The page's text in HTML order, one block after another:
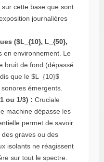
cette base que sont
journalières
($L_{10}, L_{50},
en environnement. Le
bruit de fond (dépassé
que le $L_{10}$
émergents.
ou 1/3) : Cruciale
machine dépasse les
permet de savoir
graves ou des
isolants ne réagissent
sur tout le spectre.